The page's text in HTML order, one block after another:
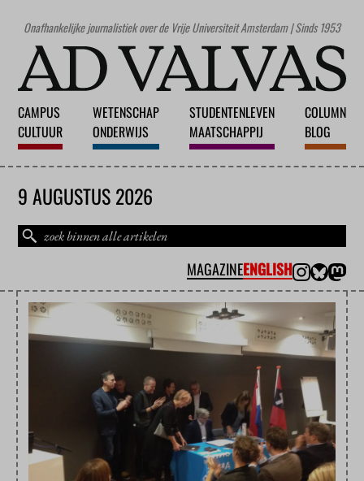
Onafhankelijke journalistiek over de Vrije Universiteit Amsterdam | Sinds 1953
CAMPUS
CULTUUR
WETENSCHAP
ONDERWIJS
STUDENTENLEVEN
MAATSCHAPPIJ
COLUMN
BLOG
9 AUGUSTUS 2026
MAGAZINEENGLISH